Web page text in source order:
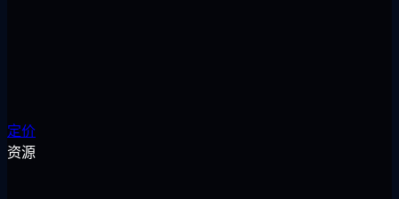
定价
资源